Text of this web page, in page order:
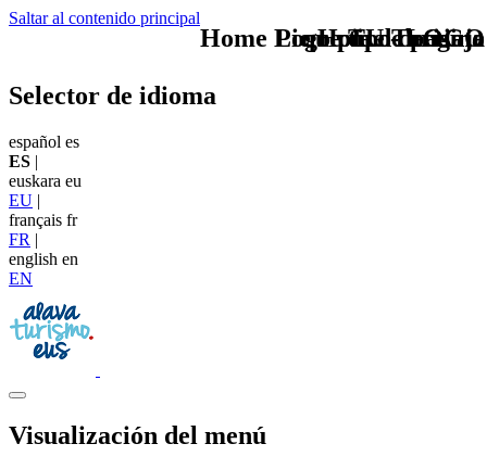
Saltar al contenido principal
TU - LOGO
Selector de idioma
español es
ES |
euskara eu
EU |
français fr
FR |
english en
EN
Visualización del menú
que tipo de viaje
Home Logo pie de página
Pie Home Turismo